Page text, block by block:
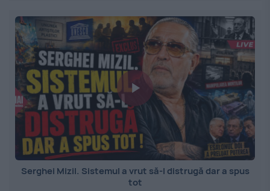
Serghei Mizil. Sistemul a vrut să-l distrugă dar a spus
tot